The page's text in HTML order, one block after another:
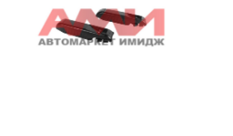
БЫСТРЫЙ ПРОСМОТР